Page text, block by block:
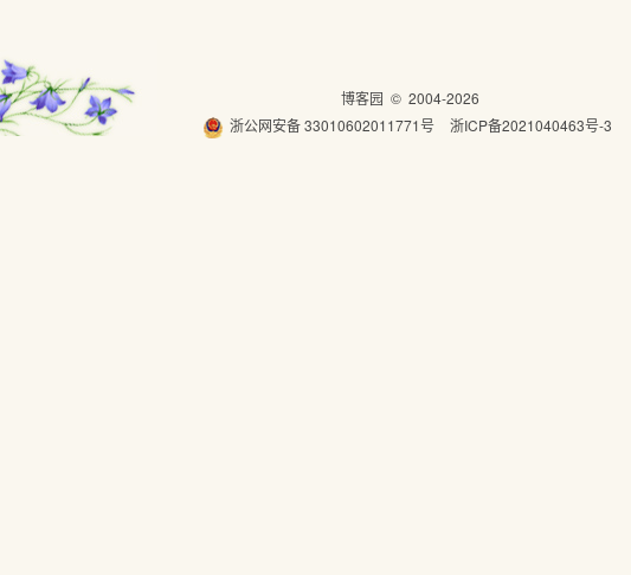
博客园 © 2004-2026
浙公网安备 33010602011771号
浙ICP备2021040463号-3